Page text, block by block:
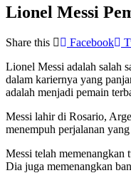
Lionel Messi
Share this Facebook
Lionel Messi adalah salah
dalam kariernya yang
adalah menjadi pemain
Messi lahir di Rosario,
menempuh perjalanan
Messi telah
Dia juga memenangkan